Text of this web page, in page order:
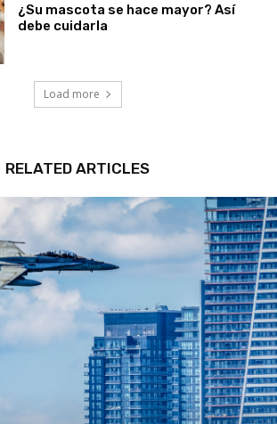
¿Su mascota se hace mayor? Así
debe cuidarla
Load more
RELATED ARTICLES